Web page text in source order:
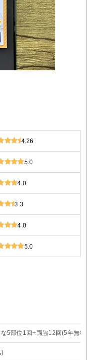
4.26
5.0
4.0
3.3
4.0
5.0
5部位1回+両脇12回(5年無料
)